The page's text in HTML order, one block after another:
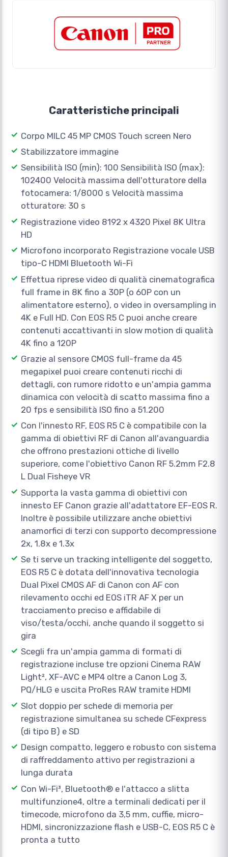
Caratteristiche principali
Corpo MILC 45 MP CMOS Touch screen Nero
Stabilizzatore immagine
Sensibilità ISO (min): 100 Sensibilità ISO (max):
102400 Velocità massima dell'otturatore della
fotocamera: 1/8000 s Velocità massima
otturatore: 30 s
Registrazione video 8192 x 4320 Pixel 8K Ultra
HD
Microfono incorporato Registrazione vocale USB
tipo-C HDMI Bluetooth Wi-Fi
Effettua riprese video di qualità cinematografica
full frame in 8K fino a 30P (o 60P con un
alimentatore esterno), o video in oversampling in
4K e Full HD. Con EOS R5 C puoi anche creare
contenuti accattivanti in slow motion di qualità
4K fino a 120P
Grazie al sensore CMOS full-frame da 45
megapixel puoi creare contenuti ricchi di
dettagli, con rumore ridotto e un'ampia gamma
dinamica con velocità di scatto massima fino a
20 fps e sensibilità ISO fino a 51.200
Con l'innesto RF, EOS R5 C è compatibile con la
gamma di obiettivi RF di Canon all'avanguardia
che offrono prestazioni ottiche di livello
superiore, come l'obiettivo Canon RF 5.2mm F2.8
L Dual Fisheye VR
Supporta la vasta gamma di obiettivi con
innesto EF Canon grazie all'adattatore EF-EOS R.
Inoltre è possibile utilizzare anche obiettivi
anamorfici di terzi con supporto decompressione
2x, 1.8x e 1.3x
Se ti serve un tracking intelligente del soggetto,
EOS R5 C è dotata dell'innovativa tecnologia
Dual Pixel CMOS AF di Canon con AF con
rilevamento occhi ed EOS iTR AF X per un
tracciamento preciso e affidabile di
viso/testa/occhi, anche quando il soggetto si
gira
Scegli fra un'ampia gamma di formati di
registrazione incluse tre opzioni Cinema RAW
Light², XF-AVC e MP4 oltre a Canon Log 3,
PQ/HLG e uscita ProRes RAW tramite HDMI
Slot doppio per schede di memoria per
registrazione simultanea su schede CFexpress
(di tipo B) e SD
Design compatto, leggero e robusto con sistema
di raffreddamento attivo per registrazioni a
lunga durata
Con Wi-Fi³, Bluetooth® e l'attacco a slitta
multifunzione4, oltre a terminali dedicati per il
timecode, microfono da 3,5 mm, cuffie, micro-
HDMI, sincronizzazione flash e USB-C, EOS R5 C è
pronta a tutto